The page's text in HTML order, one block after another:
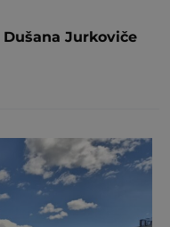
Jurkoviče